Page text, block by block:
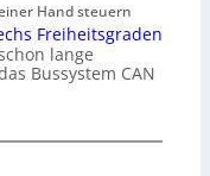
Hand steuern
Freiheitsgraden
lange
Bussystem CAN